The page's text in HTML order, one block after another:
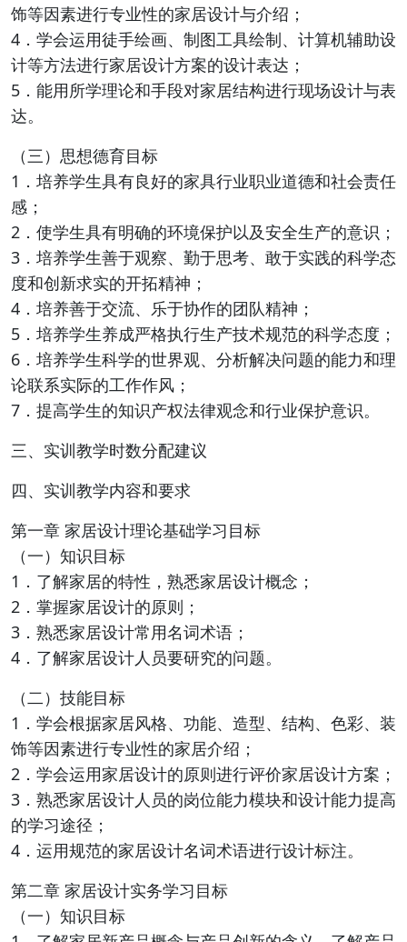
饰等因素进行专业性的家居设计与介绍；
4．学会运用徒手绘画、制图工具绘制、计算机辅助设
计等方法进行家居设计方案的设计表达；
5．能用所学理论和手段对家居结构进行现场设计与表
达。
（三）思想德育目标
1．培养学生具有良好的家具行业职业道德和社会责任
感；
2．使学生具有明确的环境保护以及安全生产的意识；
3．培养学生善于观察、勤于思考、敢于实践的科学态
度和创新求实的开拓精神；
4．培养善于交流、乐于协作的团队精神；
5．培养学生养成严格执行生产技术规范的科学态度；
6．培养学生科学的世界观、分析解决问题的能力和理
论联系实际的工作作风；
7．提高学生的知识产权法律观念和行业保护意识。
三、实训教学时数分配建议
四、实训教学内容和要求
第一章 家居设计理论基础学习目标
（一）知识目标
1．了解家居的特性，熟悉家居设计概念；
2．掌握家居设计的原则；
3．熟悉家居设计常用名词术语；
4．了解家居设计人员要研究的问题。
（二）技能目标
1．学会根据家居风格、功能、造型、结构、色彩、装
饰等因素进行专业性的家居介绍；
2．学会运用家居设计的原则进行评价家居设计方案；
3．熟悉家居设计人员的岗位能力模块和设计能力提高
的学习途径；
4．运用规范的家居设计名词术语进行设计标注。
第二章 家居设计实务学习目标
（一）知识目标